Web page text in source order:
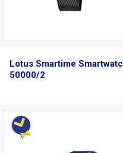
Lotus Smartime
50000/2